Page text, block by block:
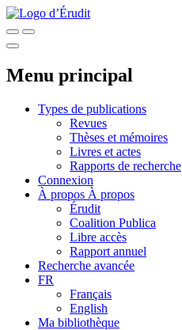
Menu principal
Types de publications
Revues
Thèses et mémoires
Livres et actes
Rapports de recherche
Connexion
À propos À propos
Érudit
Coalition Publica
Libre accès
Rapport annuel
Recherche avancée
FR
Français
English
Ma bibliothèque